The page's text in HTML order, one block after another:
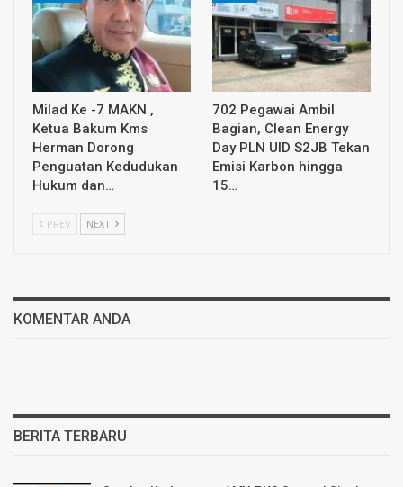
Milad Ke -7 MAKN ,
Ketua Bakum Kms
Herman Dorong
Penguatan Kedudukan
Hukum dan…
702 Pegawai Ambil
Bagian, Clean Energy
Day PLN UID S2JB Tekan
Emisi Karbon hingga
15…
PREV NEXT
KOMENTAR ANDA
BERITA TERBARU